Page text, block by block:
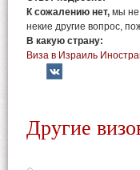
К сожалению нет, мы не
некие другие вопрос,
В какую страну:
Виза в Израиль
Другие